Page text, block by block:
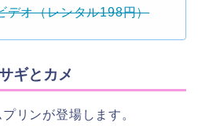
デオ（レンタル198円）
ギとカメ
リンが登場します。